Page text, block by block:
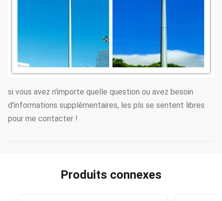
si vous avez n'importe quelle question ou avez besoin
d'informations supplémentaires, les pls se sentent libres
pour me contacter !
Produits connexes